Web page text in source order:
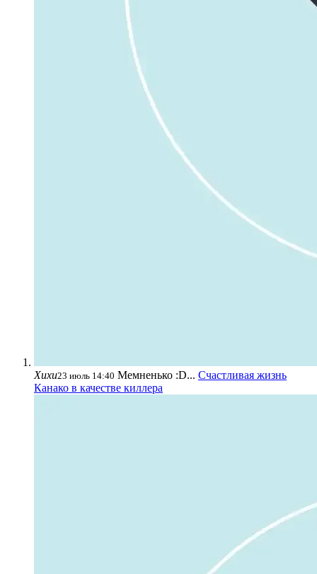
Хихи23 июль 14:40 Мемненько :D... Счастливая жизнь
Канако в качестве киллера